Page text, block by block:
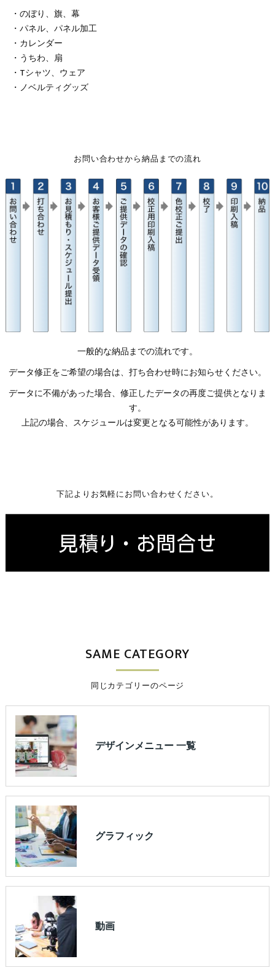
・のぼり、旗、幕
・パネル、パネル加工
・カレンダー
・うちわ、扇
・Tシャツ、ウェア
・ノベルティグッズ
お問い合わせから納品までの流れ
一般的な納品までの流れです。
データ修正をご希望の場合は、打ち合わせ時にお知らせください。
データに不備があった場合、修正したデータの再度ご提供となりま
す。
上記の場合、スケジュールは変更となる可能性があります。
下記よりお気軽にお問い合わせください。
同じカテゴリーのページ
SAME CATEGORY
デザインメニュー 一覧
グラフィック
動画